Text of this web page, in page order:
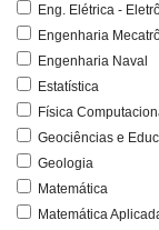
Eng. Elétrica -
Engenharia
Engenharia Naval
Estatística
Física
Geociências e
Geologia
Matemática
Matemática